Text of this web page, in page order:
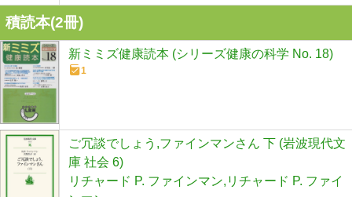
積読本(2冊)
新ミミズ健康読本 (シリーズ健康の科学 No. 18)
1
ご冗談でしょう,ファインマンさん 下 (岩波現代文
庫 社会 6)
リチャード P. ファインマン,リチャード P. ファイ